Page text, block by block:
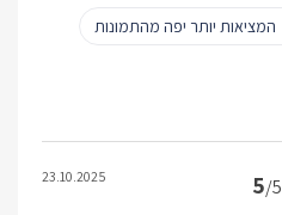
המציאות יותר יפה מהתמונות
5/5
23.10.2025